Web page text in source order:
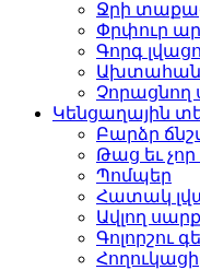
Ջրի
Փրփուր
Գորգ
Չորացնող
Կենցաղային
Բարձր
Թաց եւ
Պոմպեր
Հատակ
Ավլող
Գոլորշու